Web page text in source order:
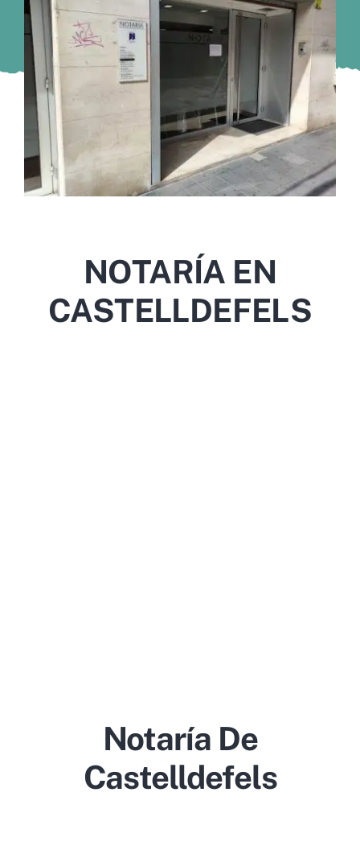
Murcia
Gijón
Córdoba
Todas las CCAA
NOTARÍA EN
CASTELLDEFELS
Notaría De
Castelldefels